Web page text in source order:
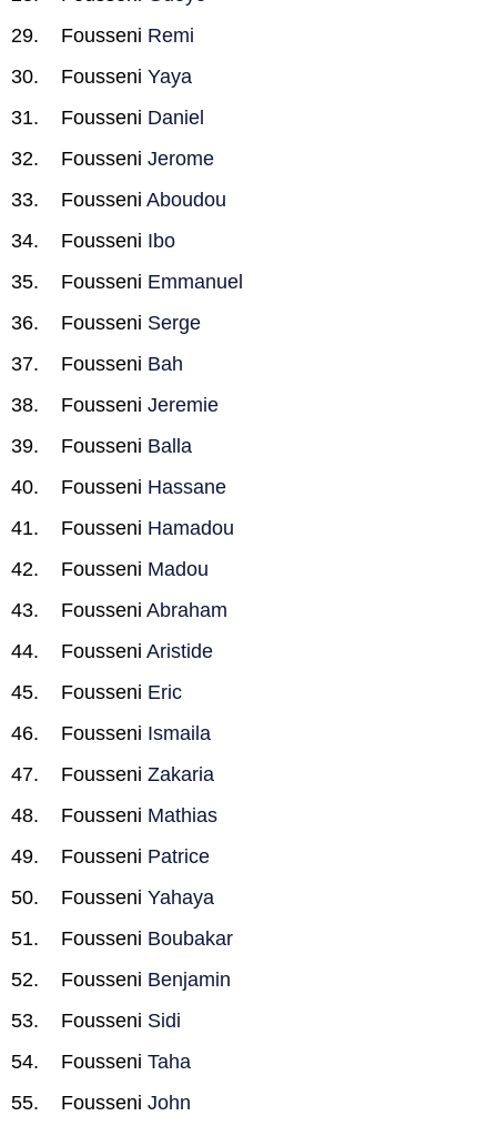
Fousseni Remi
Fousseni Yaya
Fousseni Daniel
Fousseni Jerome
Fousseni Aboudou
Fousseni Ibo
Fousseni Emmanuel
Fousseni Serge
Fousseni Bah
Fousseni Jeremie
Fousseni Balla
Fousseni Hassane
Fousseni Hamadou
Fousseni Madou
Fousseni Abraham
Fousseni Aristide
Fousseni Eric
Fousseni Ismaila
Fousseni Zakaria
Fousseni Mathias
Fousseni Patrice
Fousseni Yahaya
Fousseni Boubakar
Fousseni Benjamin
Fousseni Sidi
Fousseni Taha
Fousseni John